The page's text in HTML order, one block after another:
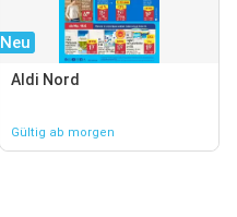
Neu
Aldi Nord
Gültig ab morgen